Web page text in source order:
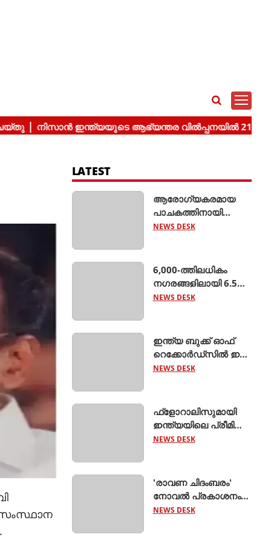
സംസ്ഥാന
LATEST
ആരോഗ്യകരമായ
പാചകത്തിനായി
'അമിയോ എഡ്ജ് 5
ക്രോംപ്റ്റൺ
NEWS DESK
6,000-ത്തിലധികം
നഗരങ്ങളിലായി 6.5
ലക്ഷം റൂട്ടുകളെ
NEWS DESK
ഇന്ത്യ ബുക്ക് ഓഫ്
റെക്കോര്‍ഡ്‌സില്‍ ഇടം
നേടി നിസ്സാന്‍ ‍ടെക്ടൺ
NEWS DESK
ഫ്‌ളോറാലിസുമായി
ഇന്ത്യയിലെ പ്രീമിയം
എയര്‍ കെയര്‍
ലണ്ടന്‍
NEWS DESK
'രാവണ ചിദംബരം'
നോവല്‍ പ്രകാശനം
ചെയ്തു
NEWS DESK